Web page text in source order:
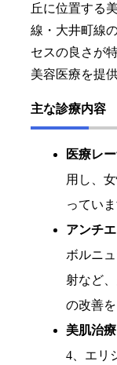
丘に位置する
線・大井町線
セスの良さが
美容医療を提
主な診療内容
医療レ
用し、
っていま
アンチ
ボルニ
射など
の改善を
美肌治療
4、エリ